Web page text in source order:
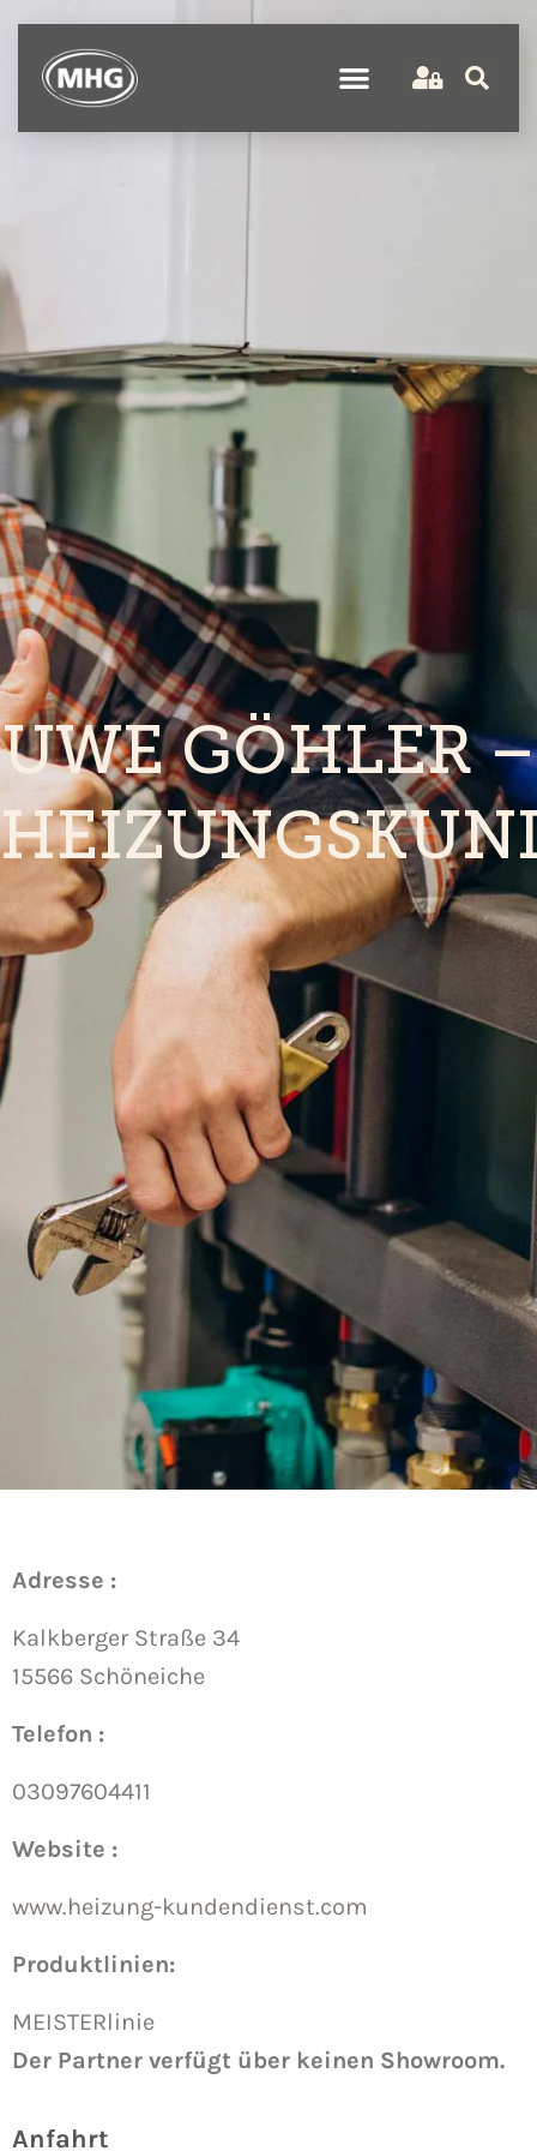
UWE GÖHLER –
Adresse :
Kalkberger Straße 34
15566 Schöneiche
Telefon :
03097604411
Website :
www.heizung-kundendienst.com
Produktlinien:
MEISTERlinie
Der Partner verfügt über keinen Showroom.
Anfahrt